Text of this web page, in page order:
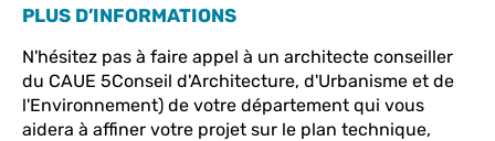
PLUS D’INFORMATIONS
N'hésitez pas à faire appel à un architecte conseiller
du CAUE 5Conseil d'Architecture, d'Urbanisme et de
l'Environnement) de votre département qui vous
aidera à affiner votre projet sur le plan technique,